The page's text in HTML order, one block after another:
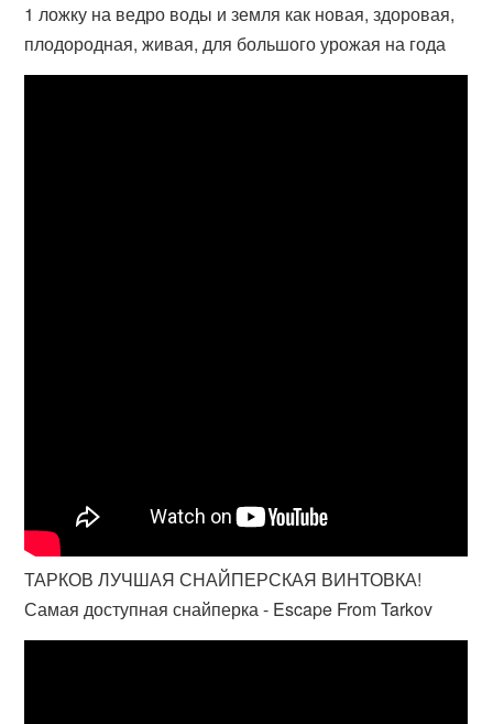
1 ложку на ведро воды и земля как новая, здоровая,
плодородная, живая, для большого урожая на года
ТАРКОВ ЛУЧШАЯ СНАЙПЕРСКАЯ ВИНТОВКА!
Самая доступная снайперка - Escape From Tarkov